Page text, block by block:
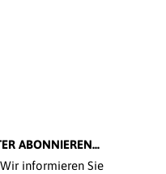
ABONNIEREN...
informieren Sie